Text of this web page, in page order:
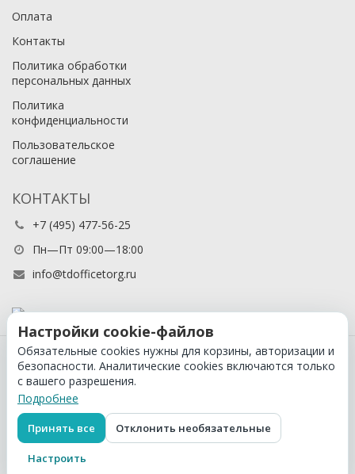
Оплата
Контакты
Политика обработки
персональных данных
Политика
конфиденциальности
Пользовательское
соглашение
КОНТАКТЫ
+7 (495) 477-56-25
Пн—Пт 09:00—18:00
info@tdofficetorg.ru
© 2026 Официальный партнер Cactus в России
Настройки cookie-файлов
Обязательные cookies нужны для корзины, авторизации и
безопасности. Аналитические cookies включаются только
с вашего разрешения.
Подробнее
Принять все Отклонить необязательные
Настроить